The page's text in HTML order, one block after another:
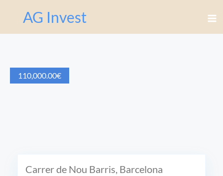
AG Invest
110,000.00€
Carrer de Nou Barris, Barcelona